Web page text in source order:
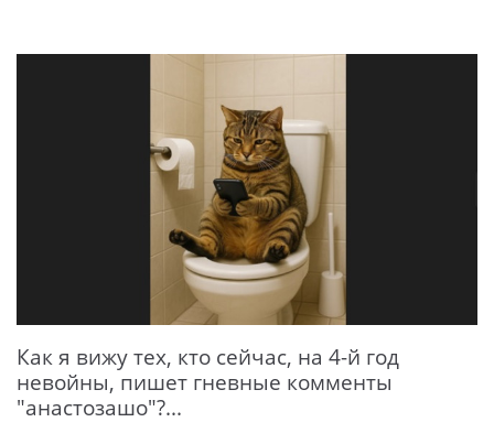
Как я вижу тех, кто сейчас, на 4-й год
невойны, пишет гневные комменты
"анастозашо"?...